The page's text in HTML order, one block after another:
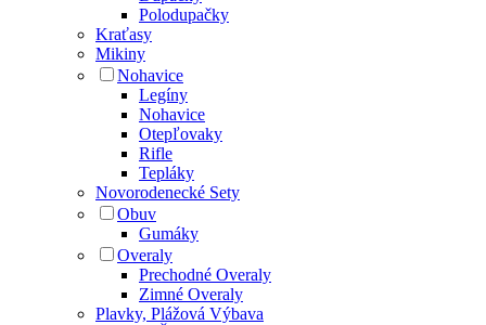
Polodupačky
Kraťasy
Mikiny
Nohavice
Legíny
Nohavice
Otepľovaky
Rifle
Tepláky
Novorodenecké Sety
Obuv
Gumáky
Overaly
Prechodné Overaly
Zimné Overaly
Plavky, Plážová Výbava